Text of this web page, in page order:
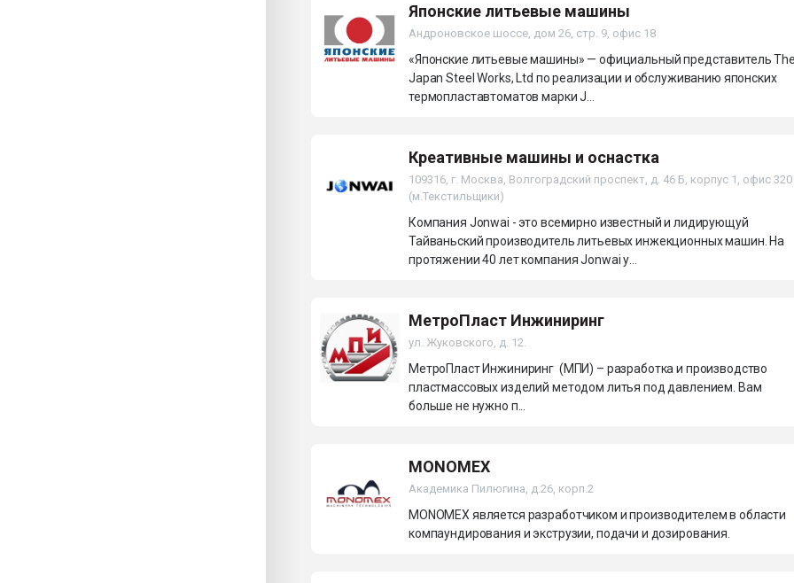
Японские литьевые машины
Андроновское шоссе, дом 26, стр. 9, офис 18
«Японские литьевые машины» — официальный представитель
Japan Steel Works, Ltd по реализации и обслуживанию японских
термопластавтоматов марки J...
Креативные машины и оснастка
109316, г. Москва, Волгоградский проспект, д. 46 Б, корпус 1, офис 320
(м.Текстильщики)
Компания Jonwai - это всемирно известный и лидирующуй
Тайваньский производитель литьевых инжекционных машин. На
протяжении 40 лет компания Jonwai у...
МетроПласт Инжиниринг
ул. Жуковского, д. 12.
МетроПласт Инжиниринг (МПИ) – разработка и производство
пластмассовых изделий методом литья под давлением. Вам
больше не нужно п...
MONOMEX
Академика Пилюгина, д.26, корп.2
MONOMEX является разработчиком и производителем в области
компаундирования и экструзии, подачи и дозирования.